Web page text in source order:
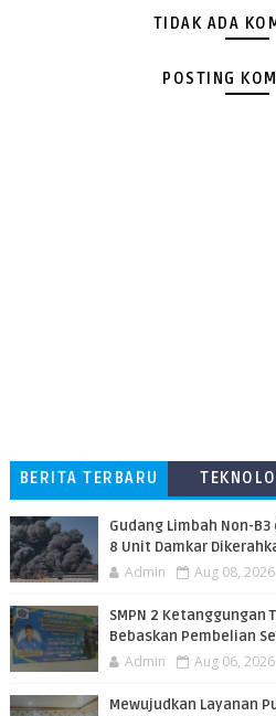
TIDAK ADA
POSTING
BERITA TERBARU
​Gudang Limbah Non-
8 Unit Damkar
Admin Aug 08, 2026
SMPN 2 Ketanggungan
Bebaskan Pembelian
Admin Aug 06, 2026
​Mewujudkan Layanan